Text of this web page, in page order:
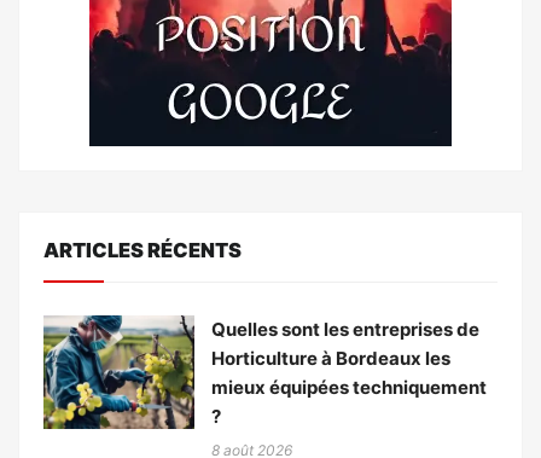
ARTICLES RÉCENTS
Quelles sont les entreprises de
Horticulture à Bordeaux les
mieux équipées techniquement
?
8 août 2026